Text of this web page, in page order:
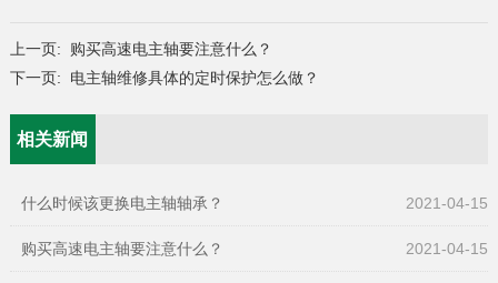
上一页: 购买高速电主轴要注意什么？
下一页: 电主轴维修具体的定时保护怎么做？
相关新闻
2021-04-15
什么时候该更换电主轴轴承？
2021-04-15
购买高速电主轴要注意什么？